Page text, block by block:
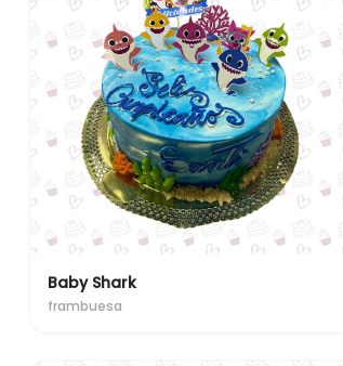
Baby Shark
frambuesa